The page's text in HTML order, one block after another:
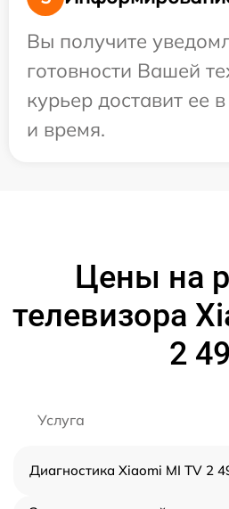
Вы получите
готовности Вашей
курьер доставит ее
и время.
Цены на
телевизора
2 49
Услуга
Диагностика Xiaomi MI TV 2